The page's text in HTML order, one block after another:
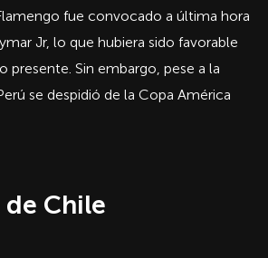
fue convocado a última hora
Jr, lo que hubiera sido favorable
presente. Sin embargo, pese a la
se despidió de la Copa América
Chile